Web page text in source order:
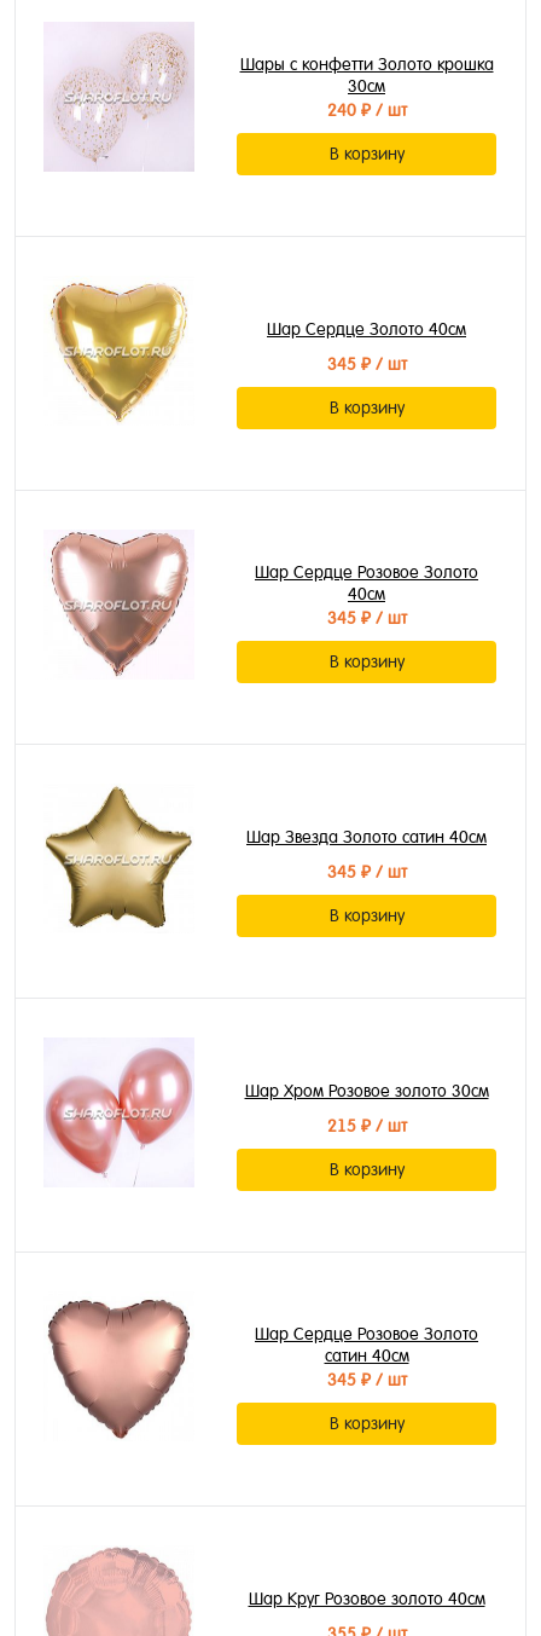
Шары с конфетти Золото крошка
30см
240 ₽/ шт
В корзину
Шар Сердце Золото 40см
345 ₽/ шт
В корзину
Шар Сердце Розовое Золото
40см
345 ₽/ шт
В корзину
Шар Звезда Золото сатин 40см
345 ₽/ шт
В корзину
Шар Хром Розовое золото 30см
215 ₽/ шт
В корзину
Шар Сердце Розовое Золото
сатин 40см
345 ₽/ шт
В корзину
Шар Круг Розовое золото 40см